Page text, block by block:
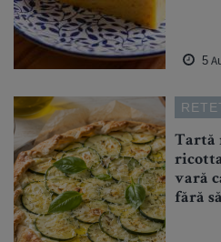
5
Tartă
vară
fără